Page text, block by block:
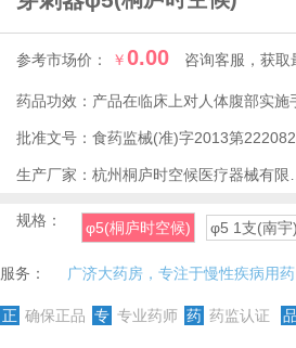
参考市场价： ￥0.00 咨询客服，获取
药品功效：
批准文号： 食药监械(准)字2013第
生产厂家：
规格： φ5(桐庐时空候) φ5 1支(南宇)
服务： 广济大药房，专注于慢性疾病用药
正 确保正品 专 专业药师 药 药监认证 品